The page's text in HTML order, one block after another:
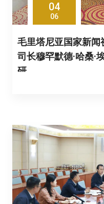
04
06
毛里塔尼亚国家新闻
司长穆罕默德·哈桑·
研